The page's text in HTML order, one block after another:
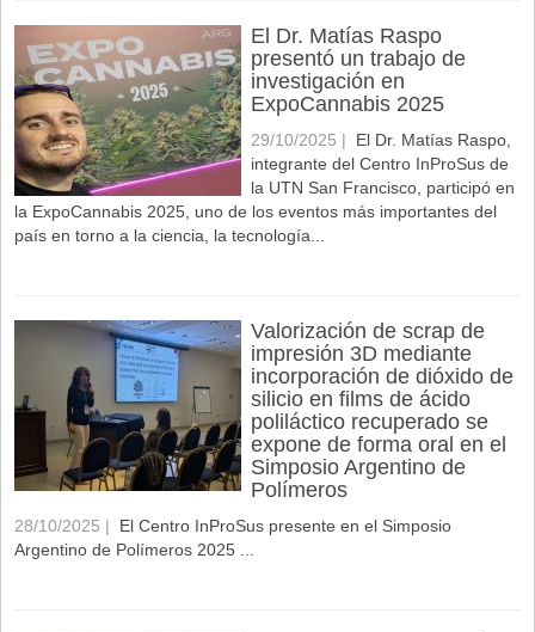
El Dr. Matías Raspo
presentó un trabajo de
investigación en
ExpoCannabis 2025
29/10/2025 |
El Dr. Matías Raspo,
integrante del Centro InProSus de
la UTN San Francisco, participó en
la ExpoCannabis 2025, uno de los eventos más importantes del
país en torno a la ciencia, la tecnología...
Valorización de scrap de
impresión 3D mediante
incorporación de dióxido de
silicio en films de ácido
poliláctico recuperado se
expone de forma oral en el
Simposio Argentino de
Polímeros
28/10/2025 |
El Centro InProSus presente en el Simposio
Argentino de Polímeros 2025 ...